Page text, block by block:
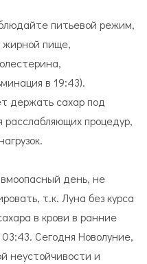
питьевой режим,
жирной пище,
в 19:43).
держать сахар под
процедур,
день, не
т.к. Луна без курса
в крови в ранние
Сегодня Новолуние,
неустойчивости и